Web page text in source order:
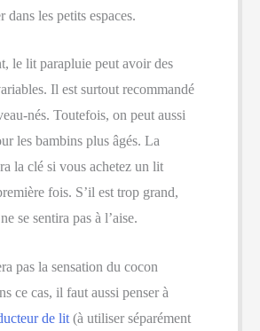
dans les petits espaces.
le lit parapluie peut avoir des
Il est surtout recommandé
nés. Toutefois, on peut aussi
les bambins plus âgés. La
la clé si vous achetez un lit
fois. S’il est trop grand,
se sentira pas à l’aise.
pas la sensation du cocon
ce cas, il faut aussi penser à
de lit (à utiliser séparément